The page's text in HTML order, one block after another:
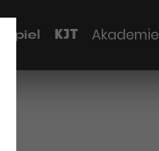
KJT Akademie